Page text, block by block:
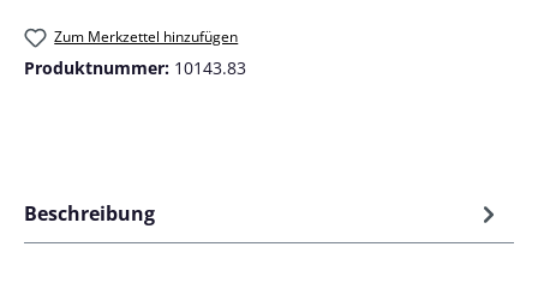
Zum Merkzettel hinzufügen
Produktnummer: 10143.83
Beschreibung